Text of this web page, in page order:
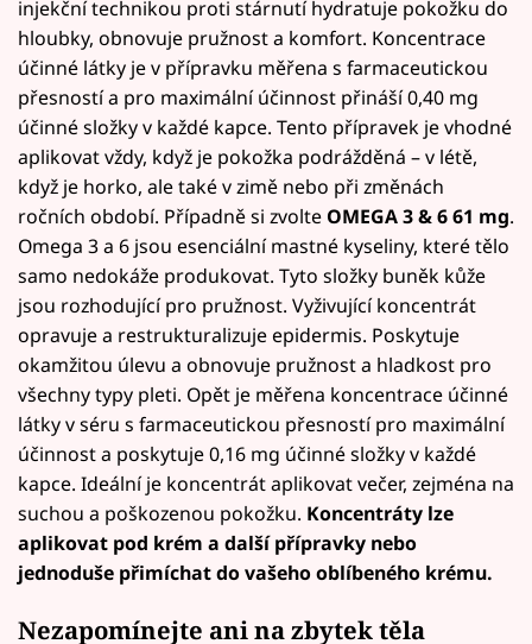
injekční technikou proti stárnutí hydratuje pokožku do
hloubky, obnovuje pružnost a komfort. Koncentrace
účinné látky je v přípravku měřena s farmaceutickou
přesností a pro maximální účinnost přináší 0,40 mg
účinné složky v každé kapce. Tento přípravek je vhodné
aplikovat vždy, když je pokožka podrážděná – v létě,
když je horko, ale také v zimě nebo při změnách
ročních období. Případně si zvolte OMEGA 3 & 6 61 mg.
Omega 3 a 6 jsou esenciální mastné kyseliny, které tělo
samo nedokáže produkovat. Tyto složky buněk kůže
jsou rozhodující pro pružnost. Vyživující koncentrát
opravuje a restrukturalizuje epidermis. Poskytuje
okamžitou úlevu a obnovuje pružnost a hladkost pro
všechny typy pleti. Opět je měřena koncentrace účinné
látky v séru s farmaceutickou přesností pro maximální
účinnost a poskytuje 0,16 mg účinné složky v každé
kapce. Ideální je koncentrát aplikovat večer, zejména na
suchou a poškozenou pokožku. Koncentráty lze
aplikovat pod krém a další přípravky nebo
jednoduše přimíchat do vašeho oblíbeného krému.
Nezapomínejte ani na zbytek těla